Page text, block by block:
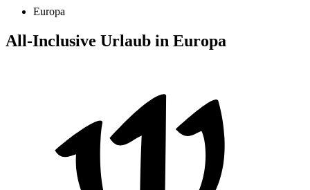
Europa
All-Inclusive Urlaub in Europa